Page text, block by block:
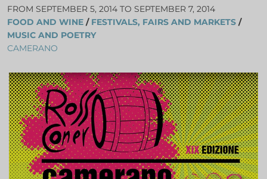
FROM SEPTEMBER 5, 2014 TO SEPTEMBER 7, 2014
FOOD AND WINE / FESTIVALS, FAIRS AND MARKETS /
MUSIC AND POETRY
CAMERANO